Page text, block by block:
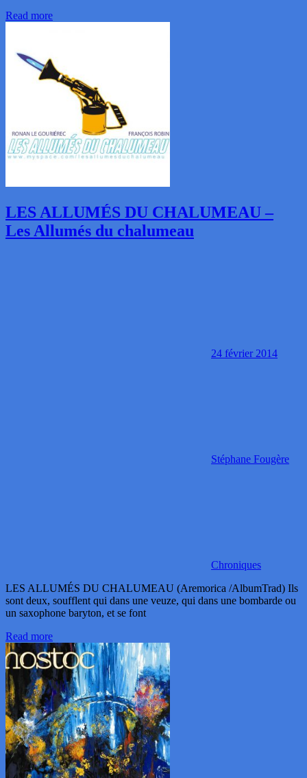
Read more
LES ALLUMÉS DU CHALUMEAU –
Les Allumés du chalumeau
24 février 2014
Stéphane Fougère
Chroniques
LES ALLUMÉS DU CHALUMEAU (Aremorica /AlbumTrad) Ils
sont deux, soufflent qui dans une veuze, qui dans une bombarde ou
un saxophone baryton, et se font
Read more